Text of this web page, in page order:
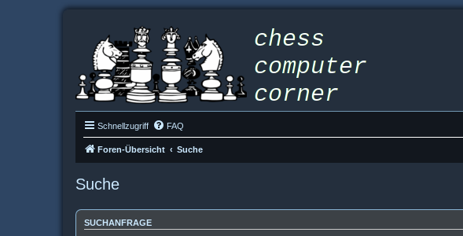
Schnellzugriff FAQ
Foren-Übersicht Suche
Suche
SUCHANFRAGE